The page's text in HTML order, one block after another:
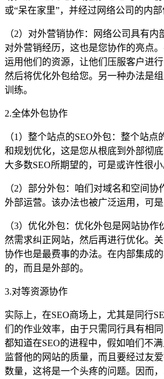
或“呆在家里”，并经过网络公司的内部
（2）对外营销协作：网络公司具有
对外营销经历，这也是您协作的亮点
运用他们的资源，让他们压服客户进行
然后将优化外包给您。另一种办法是
训练。
2.全体外包协作
（1）整个站点的SEO外包：整个站点
和规划优化，这是您从根底到外部彻
大多数SEO所期望的，可是或许性很小
（2）部分外包：咱们对域名和空间协
外部运营。该办法也被广泛运用，可是
（3）优化外包：优化外包是网站协
然需求纠正网站，然后再进行优化。
协作也是最费事的办法。在内部集成
的，而且是外部的。
3.对等资源协作
实际上，在SEO商场上，尤其是同行
们的作业效率，由于只需同行具有相
都知道在SEO的进程中，假如咱们不
监督他的网站的质量，而且要经过友
数量，这将是一个头疼的问题。因而